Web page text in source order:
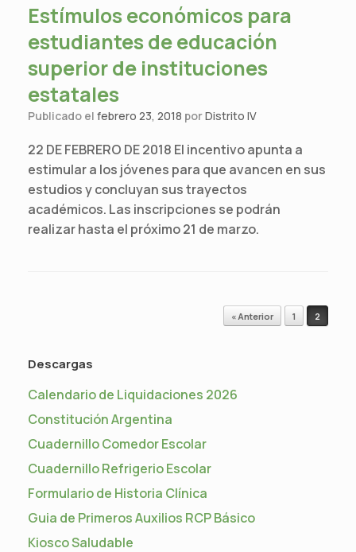
Estímulos económicos para
estudiantes de educación
superior de instituciones
estatales
Publicado el febrero 23, 2018 porDistrito IV
22 DE FEBRERO DE 2018 El incentivo apunta a
estimular a los jóvenes para que avancen en sus
estudios y concluyan sus trayectos
académicos. Las inscripciones se podrán
realizar hasta el próximo 21 de marzo.
« Anterior 1 2
Descargas
Calendario de Liquidaciones 2026
Constitución Argentina
Cuadernillo Comedor Escolar
Cuadernillo Refrigerio Escolar
Formulario de Historia Clínica
Guia de Primeros Auxilios RCP Básico
Kiosco Saludable